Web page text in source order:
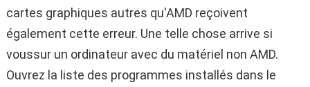
cartes graphiques autres qu'AMD reçoivent
également cette erreur. Une telle chose arrive si
voussur un ordinateur avec du matériel non AMD.
Ouvrez la liste des programmes installés dans le